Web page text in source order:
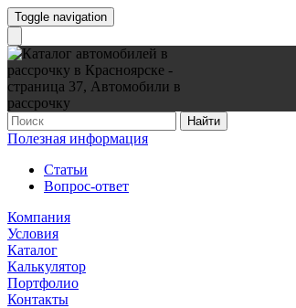
Toggle navigation
Найти
Полезная информация
Статьи
Вопрос-ответ
Компания
Условия
Каталог
Калькулятор
Портфолио
Контакты